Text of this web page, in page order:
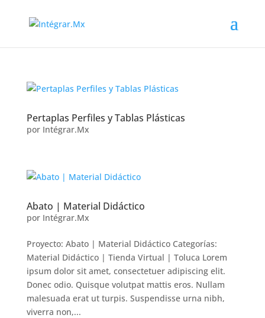
Pertaplas Perfiles y Tablas Plásticas
por Intégrar.Mx
Abato | Material Didáctico
por Intégrar.Mx
Proyecto: Abato | Material Didáctico Categorías:
Material Didáctico | Tienda Virtual | Toluca Lorem
ipsum dolor sit amet, consectetuer adipiscing elit.
Donec odio. Quisque volutpat mattis eros. Nullam
malesuada erat ut turpis. Suspendisse urna nibh,
viverra non,...